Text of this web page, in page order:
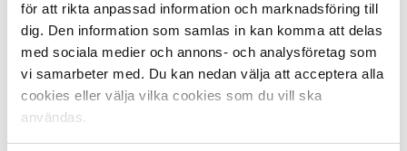
för att rikta anpassad information och marknadsföring till
dig. Den information som samlas in kan komma att delas
med sociala medier och annons- och analysföretag som
vi samarbeter med. Du kan nedan välja att acceptera alla
cookies eller välja vilka cookies som du vill ska
användas.
Fakta Guliganerna
Föreningen grundades 21 november 1991 och är en
fristående supporterförening till IF Elfsborg.
Guliganerna är en aktiv supporterförening som är
öppen för alla Elfsborgare oavsett ålder, kön eller
läktartillhörighet.